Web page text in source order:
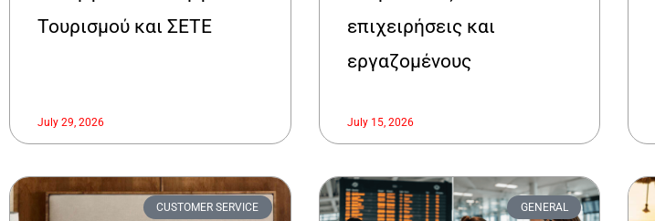
Τουρισμού και ΣΕΤΕ
July 29, 2026
επιχειρήσεις και
εργαζομένους
July 15, 2026
CUSTOMER SERVICE GENERAL